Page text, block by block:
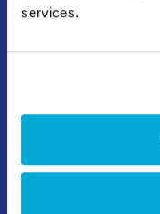
services.
info@hatenboer-